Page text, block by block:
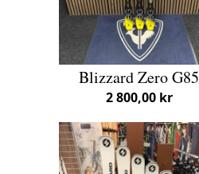
Blizzard Zero G85
2 800,00 kr